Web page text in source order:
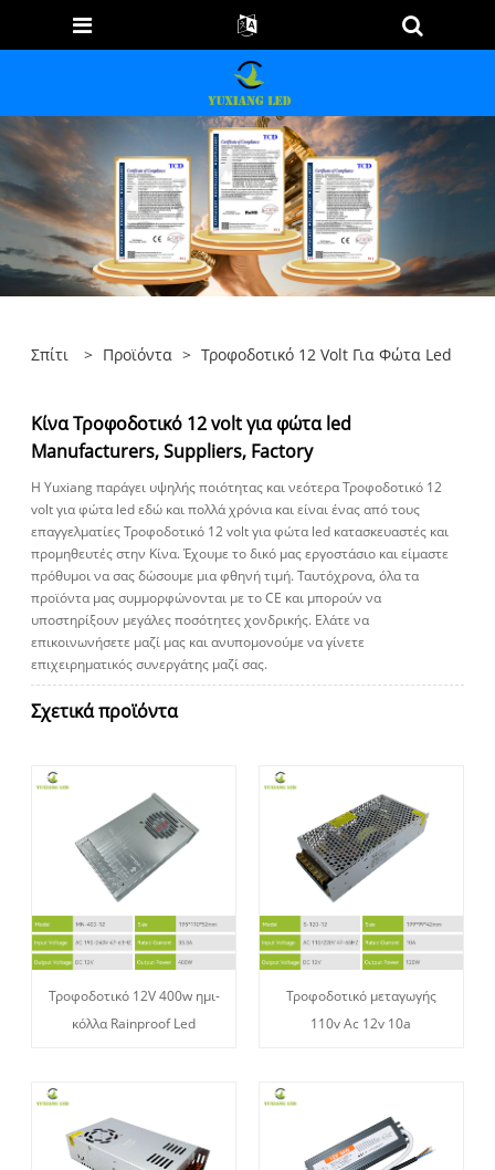
Σπίτι > Προϊόντα > Τροφοδοτικό 12 Volt Για Φώτα Led
Κίνα Τροφοδοτικό 12 volt για φώτα led
Manufacturers, Suppliers, Factory
Η Yuxiang παράγει υψηλής ποιότητας και νεότερα Τροφοδοτικό 12
volt για φώτα led εδώ και πολλά χρόνια και είναι ένας από τους
επαγγελματίες Τροφοδοτικό 12 volt για φώτα led κατασκευαστές και
προμηθευτές στην Κίνα. Έχουμε το δικό μας εργοστάσιο και είμαστε
πρόθυμοι να σας δώσουμε μια φθηνή τιμή. Ταυτόχρονα, όλα τα
προϊόντα μας συμμορφώνονται με το CE και μπορούν να
υποστηρίξουν μεγάλες ποσότητες χονδρικής. Ελάτε να
επικοινωνήσετε μαζί μας και ανυπομονούμε να γίνετε
επιχειρηματικός συνεργάτης μαζί σας.
Σχετικά προϊόντα
Τροφοδοτικό 12V 400w ημι-
κόλλα Rainproof Led
Τροφοδοτικό μεταγωγής
110v Ac 12v 10a